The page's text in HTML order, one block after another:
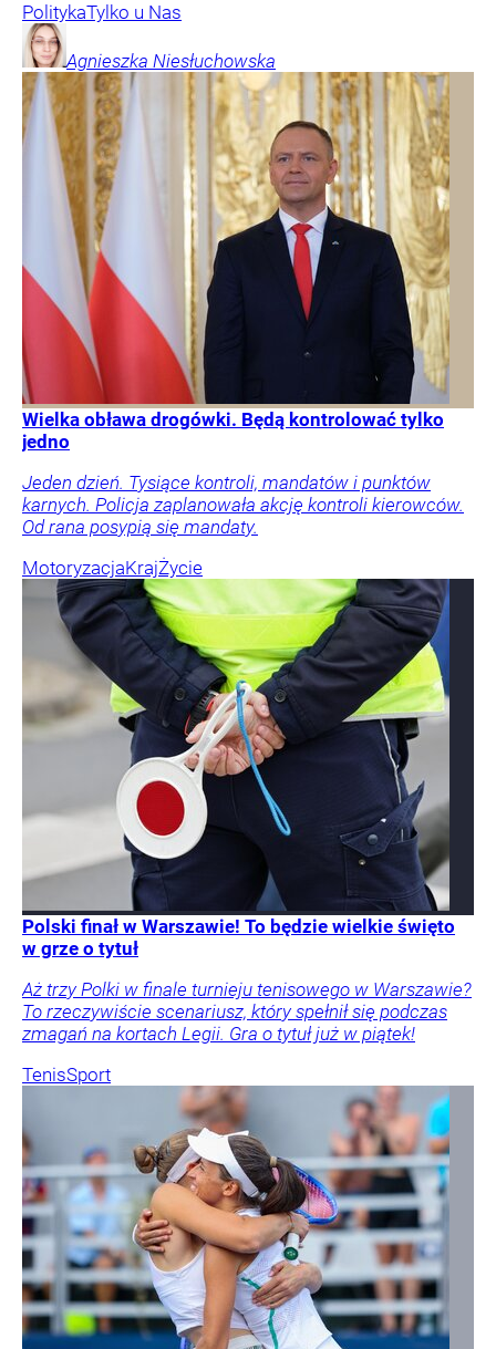
PolitykaTylko u Nas
Agnieszka Niesłuchowska
Wielka obława drogówki. Będą kontrolować tylko
jedno
Jeden dzień. Tysiące kontroli, mandatów i punktów
karnych. Policja zaplanowała akcję kontroli kierowców.
Od rana posypią się mandaty.
MotoryzacjaKrajŻycie
Polski finał w Warszawie! To będzie wielkie święto
w grze o tytuł
Aż trzy Polki w finale turnieju tenisowego w Warszawie?
To rzeczywiście scenariusz, który spełnił się podczas
zmagań na kortach Legii. Gra o tytuł już w piątek!
TenisSport